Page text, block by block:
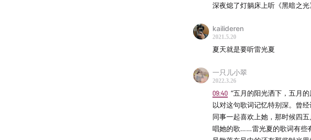
00:46:58「南国再见，南国」电
00:55:04
01:02:37雷光夏的歌词
搜索“8090 Episode 53”
节目点选歌曲：
-《逝》
选自2003年《2003逝》
深夜熄了灯躺床上听《黑暗之
kailideren
2021.5.20
夏天就是要听雷光夏
一只儿小翠
2022.3.26
09:40 “五月的阳光洒下，五月
以对这句歌词记忆特别深。曾
同事一起喜欢上她，那时候四
唱她的歌……雷光夏的歌词有些